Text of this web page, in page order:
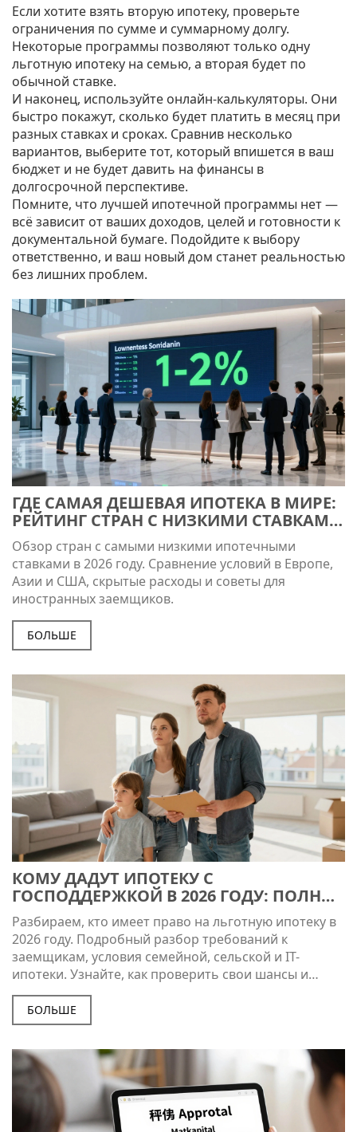
Если хотите взять вторую ипотеку, проверьте
ограничения по сумме и суммарному долгу.
Некоторые программы позволяют только одну
льготную ипотеку на семью, а вторая будет по
обычной ставке.
И наконец, используйте онлайн‑калькуляторы. Они
быстро покажут, сколько будет платить в месяц при
разных ставках и сроках. Сравнив несколько
вариантов, выберите тот, который впишется в ваш
бюджет и не будет давить на финансы в
долгосрочной перспективе.
Помните, что лучшей ипотечной программы нет —
всё зависит от ваших доходов, целей и готовности к
документальной бумаге. Подойдите к выбору
ответственно, и ваш новый дом станет реальностью
без лишних проблем.
ГДЕ САМАЯ ДЕШЕВАЯ ИПОТЕКА В МИРЕ:
РЕЙТИНГ СТРАН С НИЗКИМИ СТАВКАМИ
И НЮАНСЫ
Обзор стран с самыми низкими ипотечными
ставками в 2026 году. Сравнение условий в Европе,
Азии и США, скрытые расходы и советы для
иностранных заемщиков.
БОЛЬШЕ
КОМУ ДАДУТ ИПОТЕКУ С
ГОСПОДДЕРЖКОЙ В 2026 ГОДУ: ПОЛНЫЕ
ТРЕБОВАНИЯ И УСЛОВИЯ
Разбираем, кто имеет право на льготную ипотеку в
2026 году. Подробный разбор требований к
заемщикам, условия семейной, сельской и IT-
ипотеки. Узнайте, как проверить свои шансы и
избежать отказа.
БОЛЬШЕ